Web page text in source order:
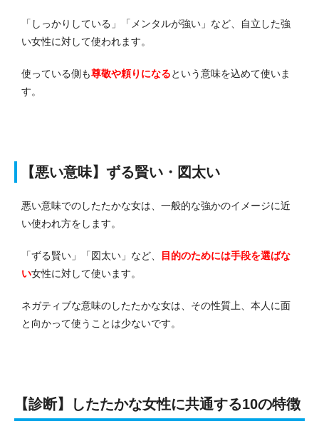
「しっかりしている」「メンタルが強い」など、自立した強
い女性に対して使われます。
使っている側も尊敬や頼りになるという意味を込めて使いま
す。
【悪い意味】ずる賢い・図太い
悪い意味でのしたたかな女は、一般的な強かのイメージに近
い使われ方をします。
「ずる賢い」「図太い」など、
目的のためには手段を選ばな
い女性に対して使います。
ネガティブな意味のしたたかな女は、その性質上、本人に面
と向かって使うことは少ないです。
【診断】したたかな女性に共通する10の特徴